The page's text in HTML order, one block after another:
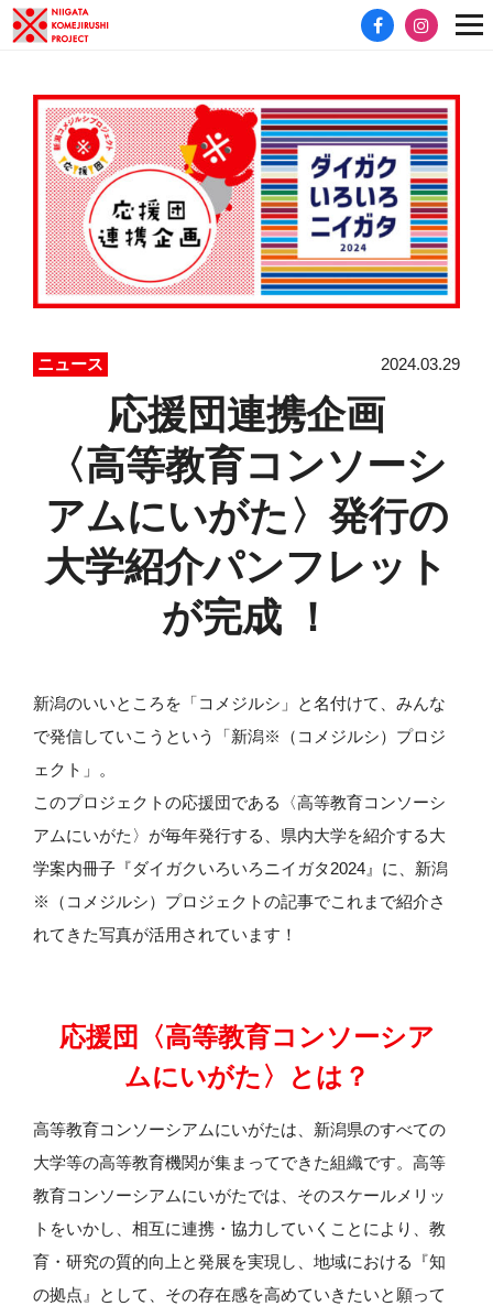
ニュース 2024.03.29
応援団連携企画
〈高等教育コンソーシ
アムにいがた〉発行の
大学紹介パンフレット
が完成 ！
新潟のいいところを「コメジルシ」と名付けて、みんな
で発信していこうという「新潟※（コメジルシ）プロジ
ェクト」。
このプロジェクトの応援団である〈高等教育コンソーシ
アムにいがた〉が毎年発行する、県内大学を紹介する大
学案内冊子『ダイガクいろいろニイガタ2024』に、新潟
※（コメジルシ）プロジェクトの記事でこれまで紹介さ
れてきた写真が活用されています！
応援団〈高等教育コンソーシア
ムにいがた〉とは？
高等教育コンソーシアムにいがたは、新潟県のすべての
大学等の高等教育機関が集まってできた組織です。高等
教育コンソーシアムにいがたでは、そのスケールメリッ
トをいかし、相互に連携・協力していくことにより、教
育・研究の質的向上と発展を実現し、地域における『知
の拠点』として、その存在感を高めていきたいと願って